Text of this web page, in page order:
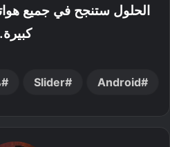
كبيرة.
Android
Slider